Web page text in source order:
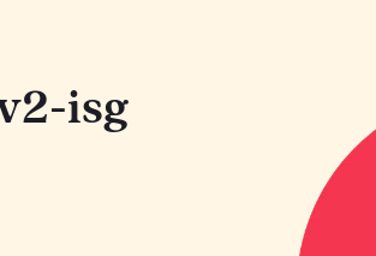
isg